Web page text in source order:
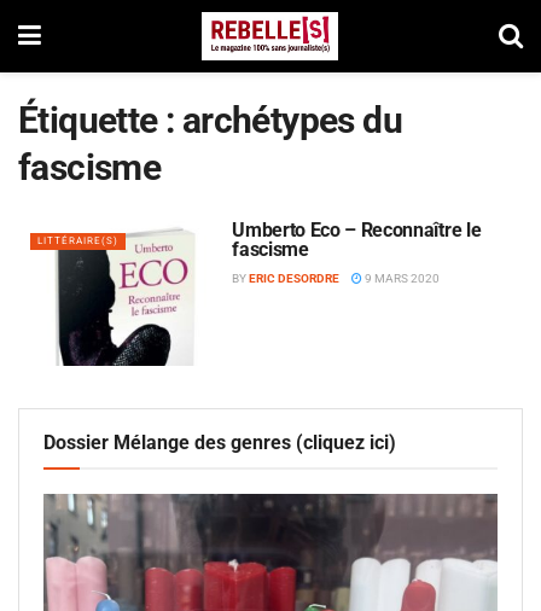
Étiquette : archétypes du
fascisme
LITTÉRAIRE(S)
Umberto Eco – Reconnaître le
fascisme
BYERIC DESORDRE 9 MARS 2020
Dossier Mélange des genres (cliquez ici)